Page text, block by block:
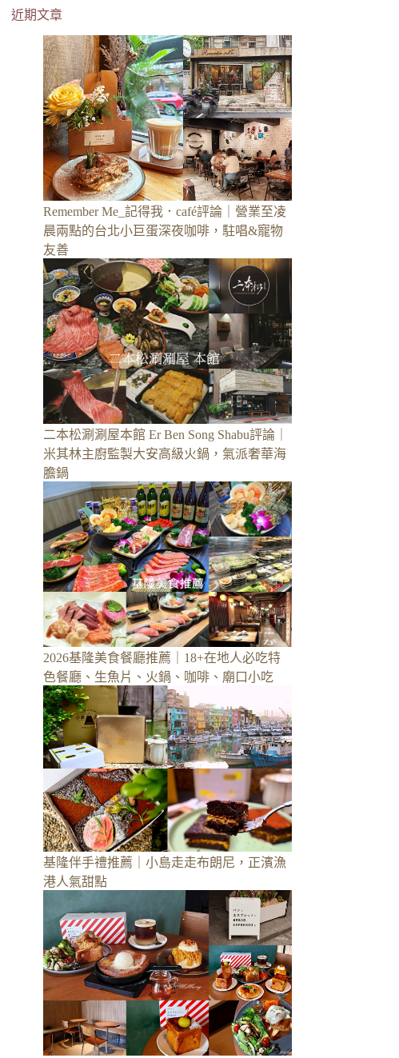
近期文章
Remember Me_記得我．café評論｜營業至凌
晨兩點的台北小巨蛋深夜咖啡，駐唱&寵物
友善
二本松涮涮屋本館 Er Ben Song Shabu評論｜
米其林主廚監製大安高級火鍋，氣派奢華海
膽鍋
2026基隆美食餐廳推薦｜18+在地人必吃特
色餐廳、生魚片、火鍋、咖啡、廟口小吃
基隆伴手禮推薦｜小島走走布朗尼，正濱漁
港人氣甜點